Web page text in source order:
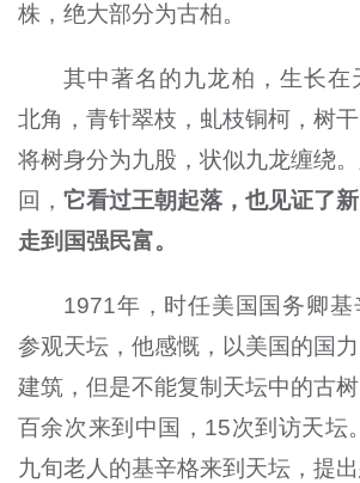
株，绝大部分为古柏。
其中著名的九龙柏，生长在
北角，青针翠枝，虬枝铜柯，树
将树身分为九股，状似九龙缠绕
回， 它看过王朝起落，也见证了
走到国强民富。
1971年，时任美国国务卿
参观天坛，他感慨，以美国的国
建筑，但是不能复制天坛中的古
百余次来到中国，15次到访天坛
九旬老人的基辛格来到天坛，提